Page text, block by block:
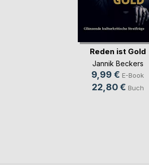
Reden ist Gold
Jannik Beckers
9,99 € E-Book
22,80 € Buch